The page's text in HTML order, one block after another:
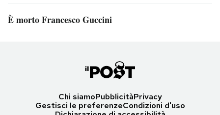
È morto Francesco Guccini
Chi siamoPubblicitàPrivacy
Gestisci le preferenzeCondizioni d'uso